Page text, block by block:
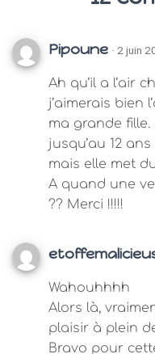
Pipoune · 2 juin
Ah qu’il a l’air
j’aimerais bien
ma grande
jusqu’au 12
mais elle met
A quand une
?? Merci !!!!!
Wahouhhhh
Alors là,
plaisir à plein
Bravo pour